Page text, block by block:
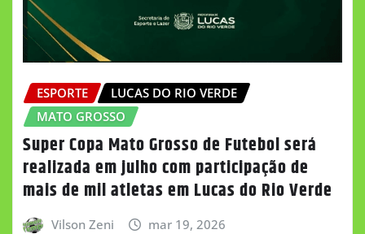
ESPORTE
LUCAS DO RIO VERDE
MATO GROSSO
Super Copa Mato Grosso de Futebol será
realizada em julho com participação de
mais de mil atletas em Lucas do Rio Verde
Vilson Zeni mar 19, 2026